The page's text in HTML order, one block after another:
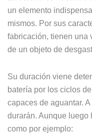
un elemento
mismos. Por sus
fabricación, tienen una
de un objeto de
Su duración viene
batería por los ciclos
capaces de aguantar.
durarán. Aunque luego
como por ejemplo: